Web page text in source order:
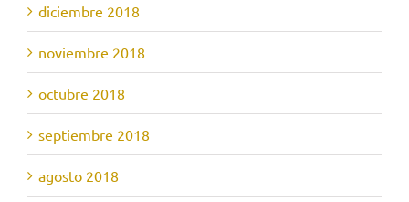
diciembre 2018
noviembre 2018
octubre 2018
septiembre 2018
agosto 2018